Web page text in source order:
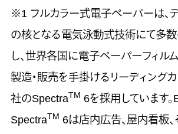
※1 フルカラー式電子ペーパーは、
の核となる電気泳動式技術にて多
し、世界各国に電子ペーパーフィル
製造・販売を手掛けるリーディング
社のSpectraTM 6を採用しています
SpectraTM 6は店内広告、屋内看板